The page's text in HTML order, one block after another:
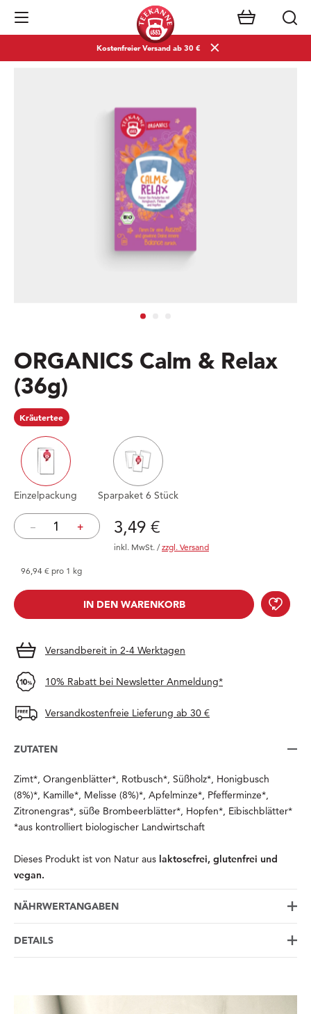
Navigation öffnen
Kostenfreier Versand ab 30 €
ORGANICS Calm & Relax
(36g)
Kräutertee
Einzelpackung Sparpaket 6 Stück
– + Preis: 3,49 €
3,49 €
inkl. MwSt. /zzgl. Versand
96,94 € pro 1 kg
IN DEN WARENKORB
Versandbereit in 2-4 Werktagen
10% Rabatt bei Newsletter Anmeldung*
Versandkostenfreie Lieferung ab 30 €
ZUTATEN
Zimt*, Orangenblätter*, Rotbusch*, Süßholz*, Honigbusch
(8%)*, Kamille*, Melisse (8%)*, Apfelminze*, Pfefferminze*,
Zitronengras*, süße Brombeerblätter*, Hopfen*, Eibischblätter*
*aus kontrolliert biologischer Landwirtschaft
Dieses Produkt ist von Natur aus laktosefrei, glutenfrei und
vegan.
NÄHRWERTANGABEN
DETAILS